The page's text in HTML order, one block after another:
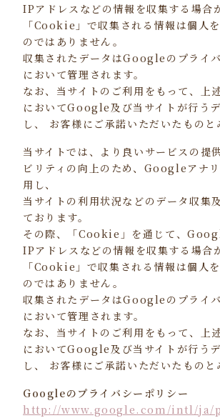
IPアドレスなどの情報を収集する場合
「Cookie」で収集される情報は個人
のではありません。
収集されたデータはGoogleのプライ
において管理されます。
なお、当サイトのご利用をもって、上
においてGoogle及び当サイトが行う
し、 お客様にご承諾いただいたものと
当サイトでは、より良いサービスの提
ビリティの向上のため、Googleアナ
用し、
当サイトの利用状況などのデータ収集
ております。
その際、「Cookie」を通じて、
IPアドレスなどの情報を収集する場合
「Cookie」で収集される情報は個人
のではありません。
収集されたデータはGoogleのプライ
において管理されます。
なお、当サイトのご利用をもって、上
においてGoogle及び当サイトが行う
し、 お客様にご承諾いただいたものと
Googleのプライバシーポリシー
http://www.google.com/intl/ja/